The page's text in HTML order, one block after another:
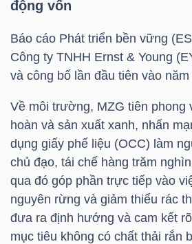
động vốn
Báo cáo Phát triển bền vững
Công ty TNHH Ernst & Young
và công bố lần đầu tiên vào năm
Về môi trường, MZG tiên phong
hoàn và sản xuất xanh, nhấn
dụng giấy phế liệu (OCC) làm
chủ đạo, tái chế hàng trăm
qua đó góp phần trực tiếp vào
nguyên rừng và giảm thiểu rác
đưa ra định hướng và cam kết
mục tiêu không có chất thải rắn
YẾU
DÙNG
THIẾT
YẾU
CHĂM